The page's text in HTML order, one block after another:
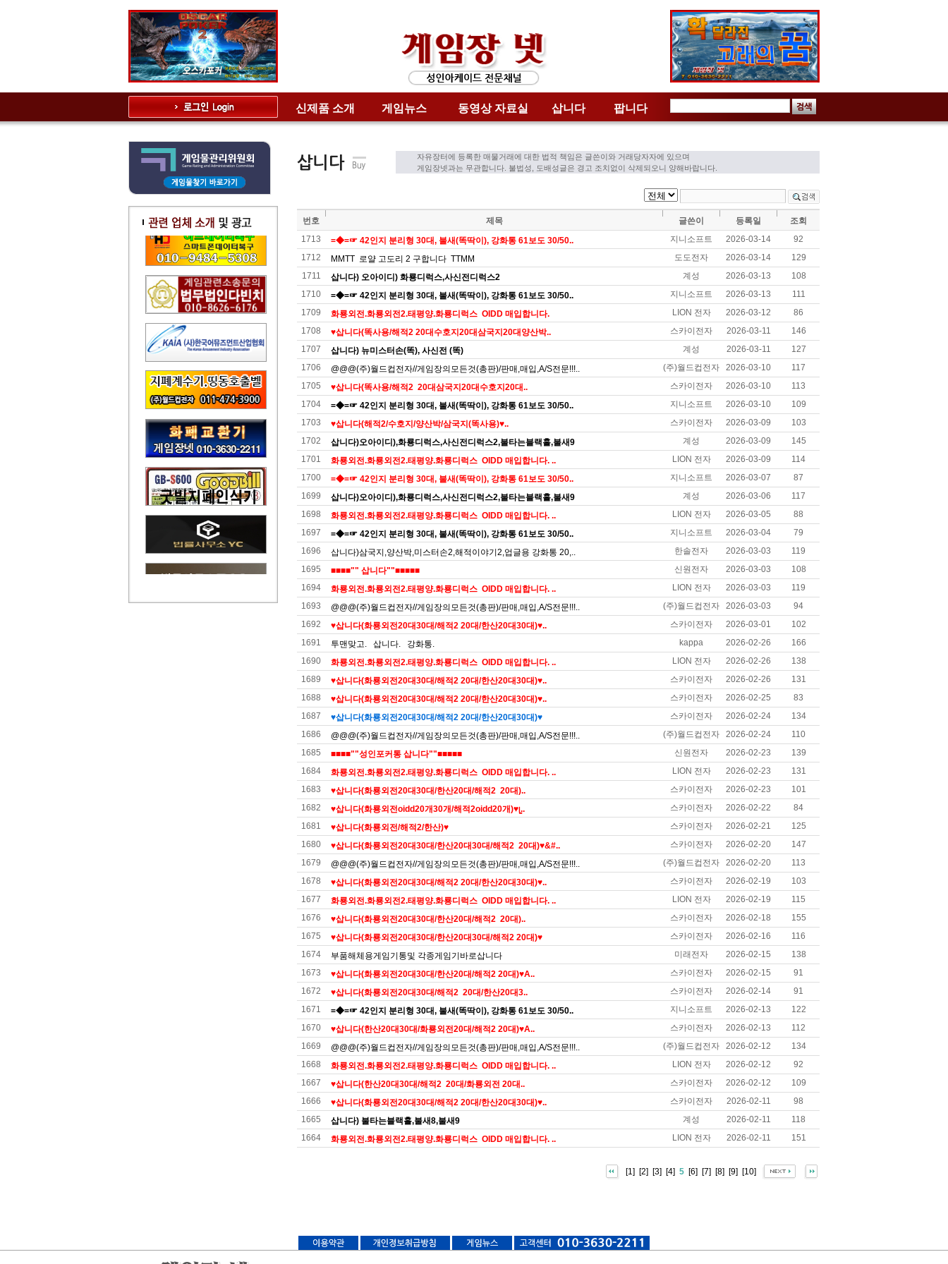
신제품 소개 게임뉴스 동영상 자료실 삽니다 팝니다
자유장터에 등록한 매물거래에 대한 법적 책임은 글쓴이와 거래당자자에 있으며
게임장넷과는 무관합니다. 불법성, 도배성글은 경고 조치없이 삭제되오니 양해바랍니다.
번호 제목 글쓴이 등록일
조회
1713
=◆=☞ 42인지 분리형 30대, 불새(똑딱이), 강화통 61보도 30/50.. 지니소프트 2026-03-14
92
1712
MMTT 로얄 고도리 2 구합니다 TTMM 도도전자 2026-03-14
129
1711
삽니다) 오아이디) 화룡디럭스,사신전디럭스2 계성 2026-03-13
108
1710
=◆=☞ 42인지 분리형 30대, 불새(똑딱이), 강화통 61보도 30/50.. 지니소프트 2026-03-13
111
1709
화룡외전.화룡외전2.태평양.화룡디럭스 OIDD 매입합니다. LION 전자 2026-03-12
86
1708
♥️삽니다(똑사용/해적2 20대수호지20대삼국지20대양산박.. 스카이전자 2026-03-11
146
1707
삽니다) 뉴미스터손(똑), 사신전 (똑) 계성 2026-03-11
127
1706
@@@(주)월드컵전자//게임장의모든것(총판)/판매,매입,A/S전문!!!.. (주)월드컵전자 2026-03-10
117
1705
♥️삽니다(똑사용/해적2 20대삼국지20대수호지20대.. 스카이전자 2026-03-10
113
1704
=◆=☞ 42인지 분리형 30대, 불새(똑딱이), 강화통 61보도 30/50.. 지니소프트 2026-03-10
109
1703
♥️삽니다(해적2/수호지/양산박/삼국지(똑사용)♥️.. 스카이전자 2026-03-09
103
1702
삽니다)오아이디),화룡디럭스,사신전디럭스2,불타는블랙홀,불새9 계성 2026-03-09
145
1701
화룡외전.화룡외전2.태평양.화룡디럭스 OIDD 매입합니다. .. LION 전자 2026-03-09
114
1700
=◆=☞ 42인지 분리형 30대, 불새(똑딱이), 강화통 61보도 30/50.. 지니소프트 2026-03-07
87
1699
삽니다)오아이디),화룡디럭스,사신전디럭스2,불타는블랙홀,불새9 계성 2026-03-06
117
1698
화룡외전.화룡외전2.태평양.화룡디럭스 OIDD 매입합니다. .. LION 전자 2026-03-05
88
1697
=◆=☞ 42인지 분리형 30대, 불새(똑딱이), 강화통 61보도 30/50.. 지니소프트 2026-03-04
79
1696
삽니다)삼국지,양산박,미스터손2,해적이야기2,업글용 강화통 20,.. 한솔전자 2026-03-03
119
1695
■■■■"" 삽니다""■■■■■ 신원전자 2026-03-03
108
1694
화룡외전.화룡외전2.태평양.화룡디럭스 OIDD 매입합니다. .. LION 전자 2026-03-03
119
1693
@@@(주)월드컵전자//게임장의모든것(총판)/판매,매입,A/S전문!!!.. (주)월드컵전자 2026-03-03
94
1692
♥️삽니다(화룡외전20대30대/해적2 20대/한산20대30대)♥.. 스카이전자 2026-03-01
102
1691
투맨맞고. 삽니다. 강화통. kappa 2026-02-26
166
1690
화룡외전.화룡외전2.태평양.화룡디럭스 OIDD 매입합니다. .. LION 전자 2026-02-26
138
1689
♥️삽니다(화룡외전20대30대/해적2 20대/한산20대30대)♥.. 스카이전자 2026-02-26
131
1688
♥️삽니다(화룡외전20대30대/해적2 20대/한산20대30대)♥.. 스카이전자 2026-02-25
83
1687
♥삽니다(화룡외전20대30대/해적2 20대/한산20대30대)♥ 스카이전자 2026-02-24
134
1686
@@@(주)월드컵전자//게임장의모든것(총판)/판매,매입,A/S전문!!!.. (주)월드컵전자 2026-02-24
110
1685
■■■■""성인포커통 삽니다""■■■■■ 신원전자 2026-02-23
139
1684
화룡외전.화룡외전2.태평양.화룡디럭스 OIDD 매입합니다. .. LION 전자 2026-02-23
131
1683
♥️삽니다(화룡외전20대30대/한산20대/해적2 20대).. 스카이전자 2026-02-23
101
1682
♥️삽니다(화룡외전oidd20개30개/해적2oidd20개)♥ᥧ.. 스카이전자 2026-02-22
84
1681
♥️삽니다(화룡외전/해적2/한산)♥️ 스카이전자 2026-02-21
125
1680
♥삽니다(화룡외전20대30대/한산20대30대/해적2 20대)♥&#.. 스카이전자 2026-02-20
147
1679
@@@(주)월드컵전자//게임장의모든것(총판)/판매,매입,A/S전문!!!.. (주)월드컵전자 2026-02-20
113
1678
♥️삽니다(화룡외전20대30대/해적2 20대/한산20대30대)♥.. 스카이전자 2026-02-19
103
1677
화룡외전.화룡외전2.태평양.화룡디럭스 OIDD 매입합니다. .. LION 전자 2026-02-19
115
1676
♥️삽니다(화룡외전20대30대/한산20대/해적2 20대).. 스카이전자 2026-02-18
155
1675
♥삽니다(화룡외전20대30대/한산20대30대/해적2 20대)♥ 스카이전자 2026-02-16
116
1674
부품해체용게임기통및 각종게임기바로삽니다 미래전자 2026-02-15
138
1673
♥️삽니다(화룡외전20대30대/한산20대/해적2 20대)♥A.. 스카이전자 2026-02-15
91
1672
♥️삽니다(화룡외전20대30대/해적2 20대/한산20대3.. 스카이전자 2026-02-14
91
1671
=◆=☞ 42인지 분리형 30대, 불새(똑딱이), 강화통 61보도 30/50.. 지니소프트 2026-02-13
122
1670
♥️삽니다(한산20대30대/화룡외전20대/해적2 20대)♥A.. 스카이전자 2026-02-13
112
1669
@@@(주)월드컵전자//게임장의모든것(총판)/판매,매입,A/S전문!!!.. (주)월드컵전자 2026-02-12
134
1668
화룡외전.화룡외전2.태평양.화룡디럭스 OIDD 매입합니다. .. LION 전자 2026-02-12
92
1667
♥️삽니다(한산20대30대/해적2 20대/화룡외전 20대.. 스카이전자 2026-02-12
109
1666
♥️삽니다(화룡외전20대30대/해적2 20대/한산20대30대)♥.. 스카이전자 2026-02-11
98
1665
삽니다) 불타는블랙홀,불새8,불새9 계성 2026-02-11
118
1664
화룡외전.화룡외전2.태평양.화룡디럭스 OIDD 매입합니다. .. LION 전자 2026-02-11 151
[1] [2] [3] [4] 5 [6] [7] [8] [9] [10]